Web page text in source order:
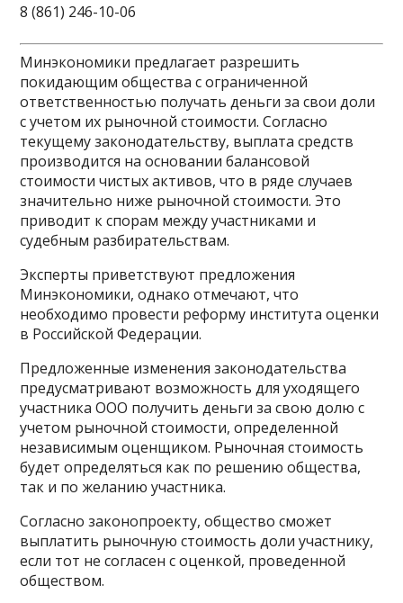
8 (861) 246-10-06
Минэкономики предлагает разрешить
покидающим общества с ограниченной
ответственностью получать деньги за свои доли
с учетом их рыночной стоимости. Согласно
текущему законодательству, выплата средств
производится на основании балансовой
стоимости чистых активов, что в ряде случаев
значительно ниже рыночной стоимости. Это
приводит к спорам между участниками и
судебным разбирательствам.
Эксперты приветствуют предложения
Минэкономики, однако отмечают, что
необходимо провести реформу института оценки
в Российской Федерации.
Предложенные изменения законодательства
предусматривают возможность для уходящего
участника ООО получить деньги за свою долю с
учетом рыночной стоимости, определенной
независимым оценщиком. Рыночная стоимость
будет определяться как по решению общества,
так и по желанию участника.
Согласно законопроекту, общество сможет
выплатить рыночную стоимость доли участнику,
если тот не согласен с оценкой, проведенной
обществом.